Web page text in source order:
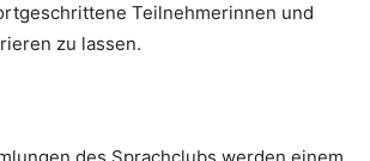
Teilnehmerinnen und
zu lassen.